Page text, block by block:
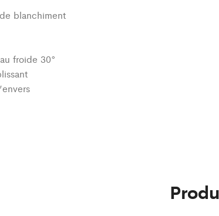
blanchiment
froide 30°